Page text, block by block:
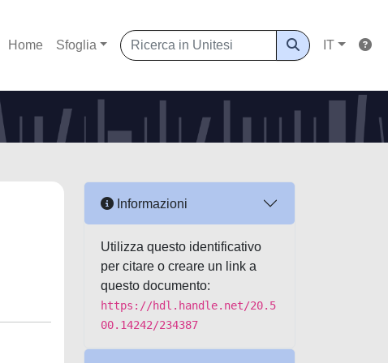
Home Sfoglia IT
Informazioni
Utilizza questo identificativo
per citare o creare un link a
questo documento:
https://hdl.handle.net/20.5
00.14242/234387